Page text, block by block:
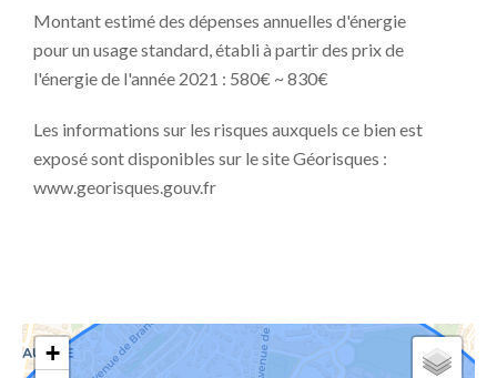
Montant estimé des dépenses annuelles d'énergie
pour un usage standard, établi à partir des prix de
l'énergie de l'année 2021 : 580€ ~ 830€
Les informations sur les risques auxquels ce bien est
exposé sont disponibles sur le site Géorisques :
www.georisques.gouv.fr
+